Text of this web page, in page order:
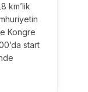
km’lik
Kongre
start